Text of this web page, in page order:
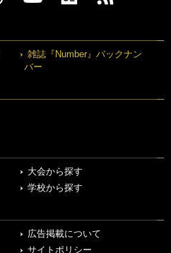
雑誌『Number』バックナン
バー
大会から探す
学校から探す
広告掲載について
サイトポリシー